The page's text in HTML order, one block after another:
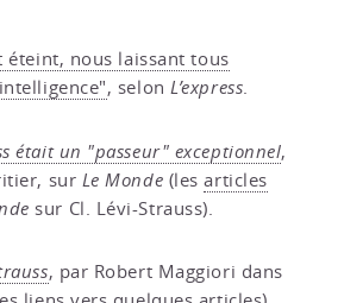
éteint, nous laissant tous
, selonL’express.
était un "passeur" exceptionnel,
sur Le Monde (lesarticles
sur Cl. Lévi-Strauss).
, par Robert Maggiori dans